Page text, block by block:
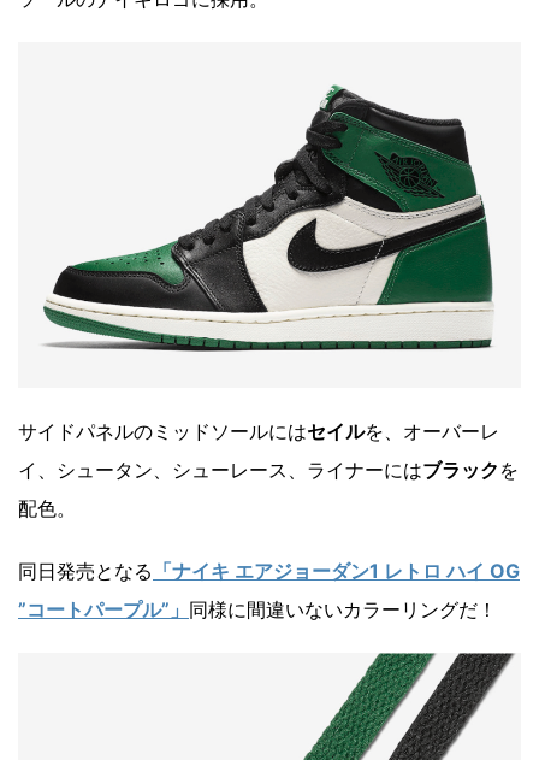
サイドパネルのミッドソールにはセイルを、オーバーレ
イ、シュータン、シューレース、ライナーにはブラック を
配色。
同日発売となる 「ナイキ エアジョーダン1 レトロ ハイ OG
”コートパープル”」 同様に間違いないカラーリングだ！